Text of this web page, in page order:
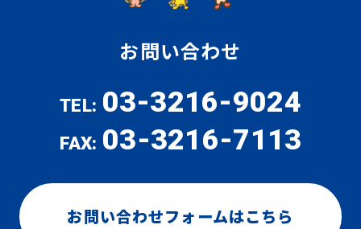
お問い合わせ
TEL: 03-3216-9024
FAX: 03-3216-7113
お問い合わせフォームはこちら